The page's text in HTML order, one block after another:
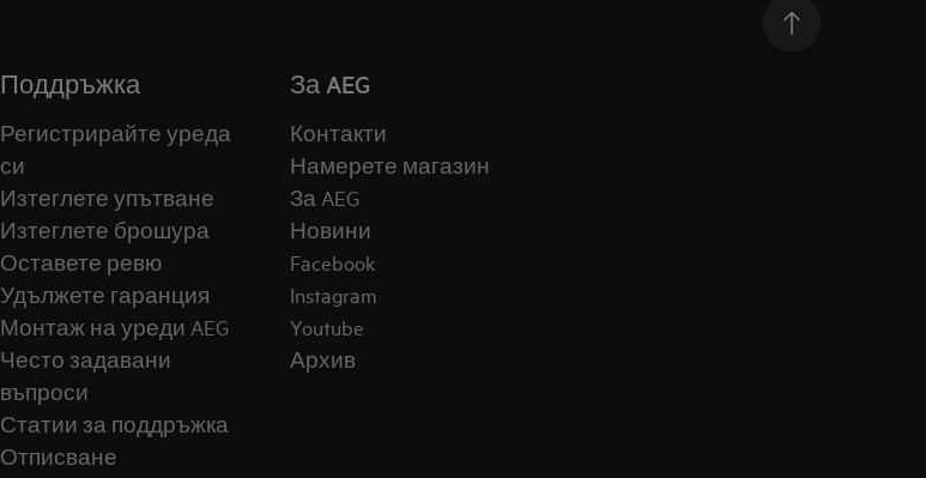
Поддръжка
Регистрирайте уреда
си
Изтеглете упътване
Изтеглете брошура
Оставете ревю
Удължете гаранция
Монтаж на уреди AEG
Често задавани
въпроси
Статии за поддръжка
Отписване
За AEG
Контакти
Намерете магазин
За AEG
Новини
Facebook
Instagram
Youtube
Архив